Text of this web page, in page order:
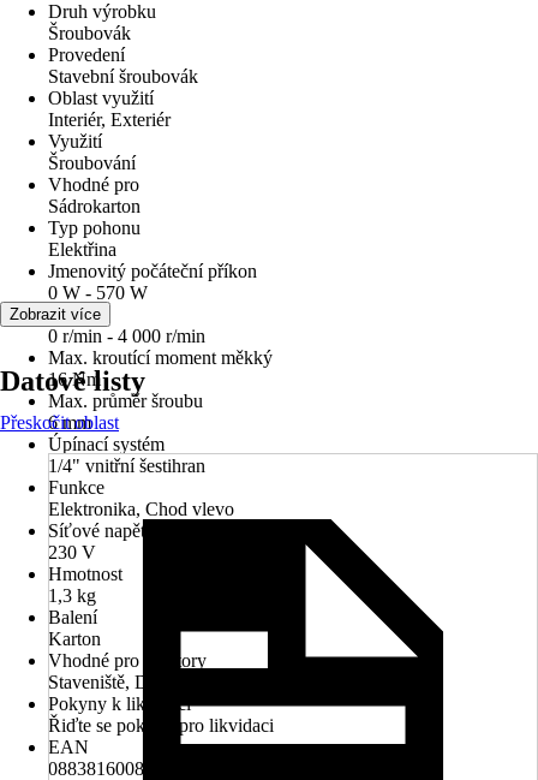
Druh výrobku
Šroubovák
Provedení
Stavební šroubovák
Oblast využití
Interiér, Exteriér
Využití
Šroubování
Vhodné pro
Sádrokarton
Typ pohonu
Elektřina
Jmenovitý počáteční příkon
0 W - 570 W
Otáčky
0 r/min - 4 000 r/min
Max. kroutící moment měkký
16 Nm
Max. průměr šroubu
6 mm
Úpínací systém
1/4" vnitřní šestihran
Funkce
Elektronika, Chod vlevo
Síťové napětí
230 V
Hmotnost
1,3 kg
Balení
Karton
Vhodné pro prostory
Staveniště, Dílna
Pokyny k likvidaci
Řiďte se pokyny pro likvidaci
EAN
088381600842, 2007003413217
Zobrazit více
Datové listy
Přeskočit oblast